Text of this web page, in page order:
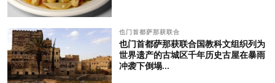
也门首都萨那获联合
也门首都萨那获联合国教科文组织列为
世界遗产的古城区千年历史古屋在暴雨
冲袭下倒塌...